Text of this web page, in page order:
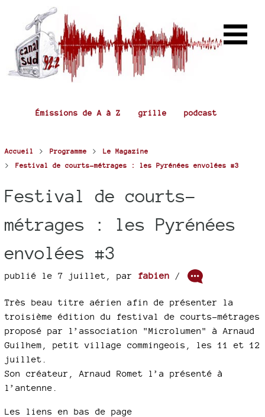
Émissions de A à Z grille podcast
Accueil > Programme > Le Magazine
> Festival de courts-métrages : les Pyrénées envolées #3
Festival de courts-
métrages : les Pyrénées
envolées #3
publié le 7 juillet par fabien /
Très beau titre aérien afin de présenter la
troisième édition du festival de courts-métrages
proposé par l’association "Microlumen" à Arnaud
Guilhem, petit village commingeois, les 11 et 12
juillet.
Son créateur, Arnaud Romet l’a présenté à
l’antenne.
Les liens en bas de page